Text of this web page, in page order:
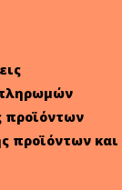
προϊόντων
προϊόντων